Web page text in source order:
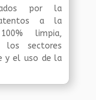
por la
atentos a la
limpia,
los sectores
y el uso de la